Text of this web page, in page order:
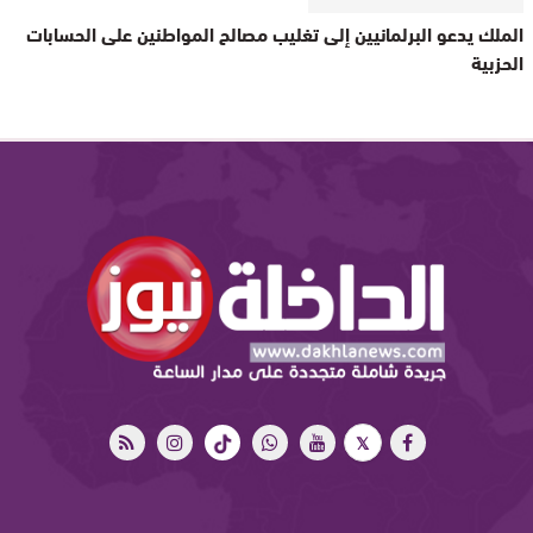
الملك يدعو البرلمانيين إلى تغليب مصالح المواطنين على الحسابات
الحزبية